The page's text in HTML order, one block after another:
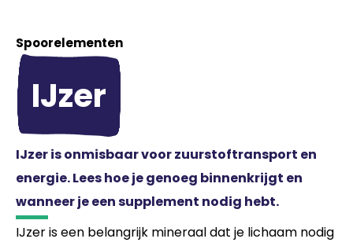
Spoorelementen
IJzer
IJzer is onmisbaar voor zuurstoftransport en
energie. Lees hoe je genoeg binnenkrijgt en
wanneer je een supplement nodig hebt.
IJzer is een belangrijk mineraal dat je lichaam nodig